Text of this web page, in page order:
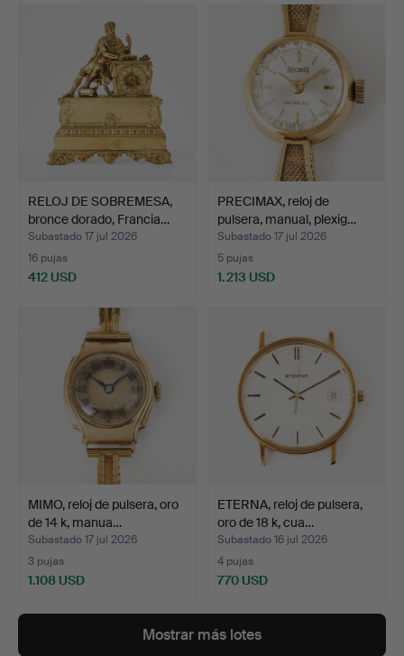
seleccionado
RELOJ DE SOBREMESA,
bronce dorado, Francia…
Subastado 17 jul 2026
16 pujas
412 USD
PRECIMAX, reloj de
pulsera, manual, plexig…
Subastado 17 jul 2026
5 pujas
1.213 USD
MIMO, reloj de pulsera, oro
de 14 k, manua…
Subastado 17 jul 2026
3 pujas
1.108 USD
ETERNA, reloj de pulsera,
oro de 18 k, cua…
Subastado 16 jul 2026
4 pujas
770 USD
Mostrar más lotes